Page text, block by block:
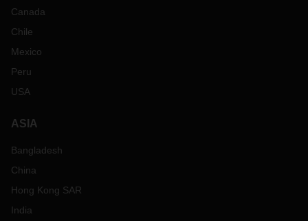
Canada
Chile
Mexico
Peru
USA
ASIA
Bangladesh
China
Hong Kong SAR
India